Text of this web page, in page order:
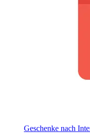
Geschenke nach